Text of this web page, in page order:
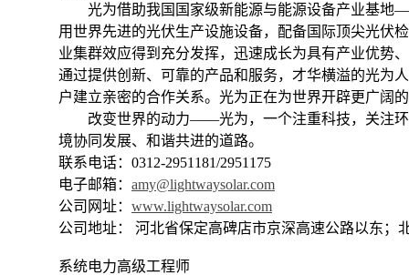
光为借助我国国家级新能源与能源设备产业基地
用世界先进的光伏生产设施设备，配备国际顶尖光伏
业集群效应得到充分发挥，迅速成长为具有产业优势
通过提供创新、可靠的产品和服务，才华横溢的光为
户建立亲密的合作关系。光为正在为世界开辟更广阔
改变世界的动力——光为，一个注重科技，关注环
境协同发展、和谐共进的道路。
联系电话：0312-2951181/2951175
电子邮箱： amy@lightwaysolar.com
公司网址： www.lightwaysolar.com
公司地址： 河北省保定高碑店市京深高速公路以东；
系统电力高级工程师